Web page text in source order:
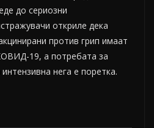
до сериозни
откриле дека
против грип имаат
19, а потребата за
нега е поретка.